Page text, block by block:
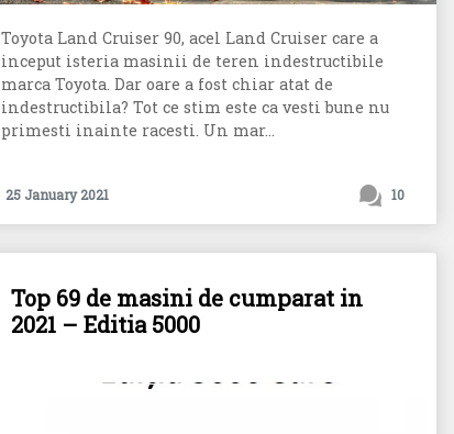
Toyota Land Cruiser 90, acel Land Cruiser care a
inceput isteria masinii de teren indestructibile
marca Toyota. Dar oare a fost chiar atat de
indestructibila? Tot ce stim este ca vesti bune nu
primesti inainte racesti. Un mar...
25 January 2021 10
Top 69 de masini de cumparat in
2021 – Editia 5000